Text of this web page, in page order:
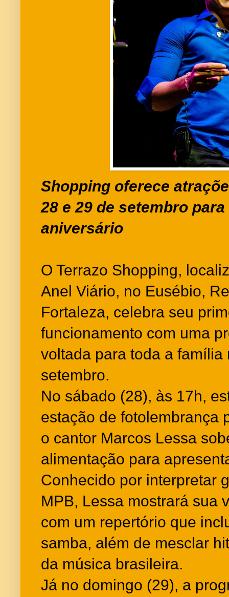
Shopping oferece
28 e 29 de setembro
aniversário
O Terrazo Shopping,
Anel Viário, no Eusébio,
Fortaleza, celebra seu
funcionamento com uma
voltada para toda a família
setembro.
No sábado (28), às 17h,
estação de fotolembrança
o cantor Marcos Lessa
alimentação para
Conhecido por interpretar
MPB, Lessa mostrará sua
com um repertório que
samba, além de mesclar
da música brasileira.
Já no domingo (29), a